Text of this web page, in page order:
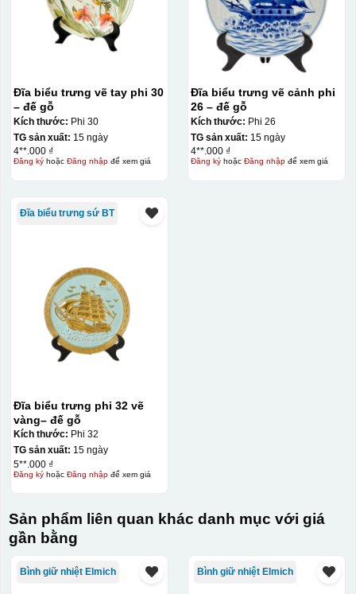
Đĩa biểu trưng vẽ tay phi 30
– đế gỗ
Kích thước: Phi 30
TG sản xuất: 15 ngày
4**.000 ₫
Đăng kýhoặc Đăng nhậpđể xem giá
Đĩa biểu trưng vẽ cảnh phi
26 – đế gỗ
Kích thước: Phi 26
TG sản xuất: 15 ngày
4**.000 ₫
Đăng kýhoặc Đăng nhậpđể xem giá
Đĩa biểu trưng sứ BT
Đĩa biểu trưng phi 32 vẽ
vàng– đế gỗ
Kích thước: Phi 32
TG sản xuất: 15 ngày
5**.000 ₫
Đăng kýhoặc Đăng nhậpđể xem giá
Sản phẩm liên quan khác danh mục với giá
gần bằng
Bình giữ nhiệt Elmich Bình giữ nhiệt Elmich